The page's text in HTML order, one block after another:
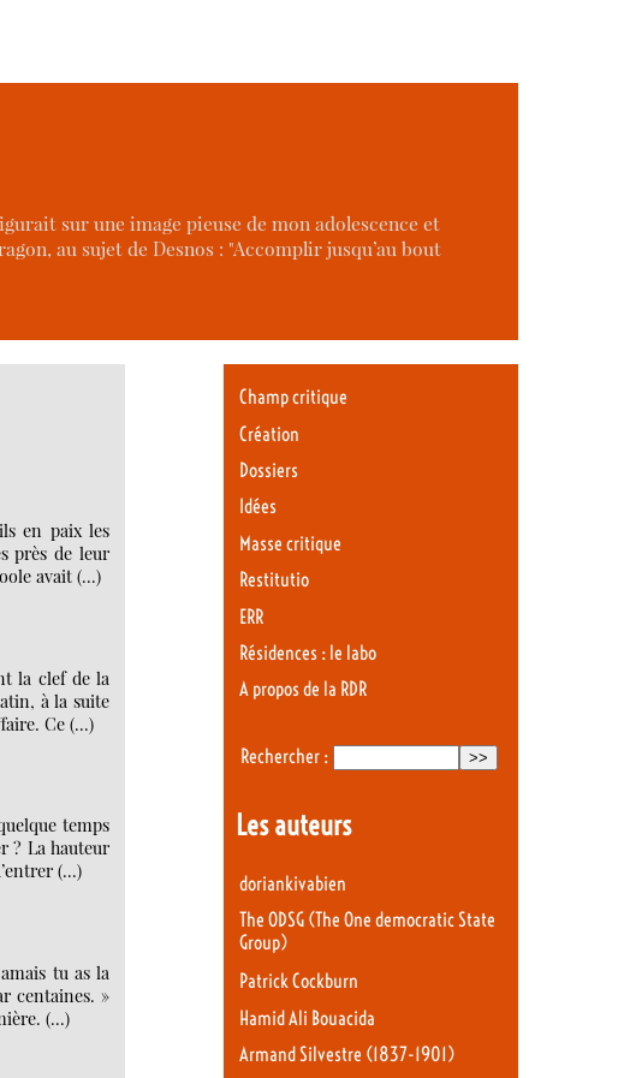
sur une image pieuse de mon adolescence et
au sujet de Desnos : "Accomplir jusqu’au bout
en paix les
près de leur
avait (…)
la clef de la
à la suite
Ce (…)
temps
? La hauteur
(…)
tu as la
centaines. »
(…)
Champ critique
Création
Dossiers
Idées
Masse critique
Restitutio
ERR
Résidences : le labo
A propos de la RDR
Rechercher :
Les auteurs
doriankivabien
The ODSG (The One democratic State
Group)
Patrick Cockburn
Hamid Ali Bouacida
Armand Silvestre (1837-1901)